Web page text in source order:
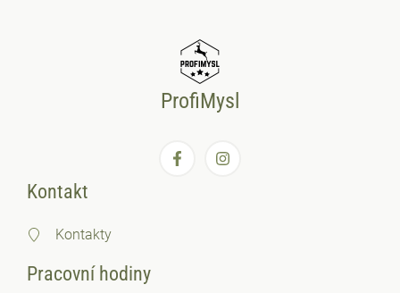
ProfiMysl
Kontakt
Kontakty
Pracovní hodiny